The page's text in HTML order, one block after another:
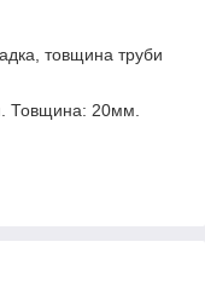
товщина труби
Товщина: 20мм.